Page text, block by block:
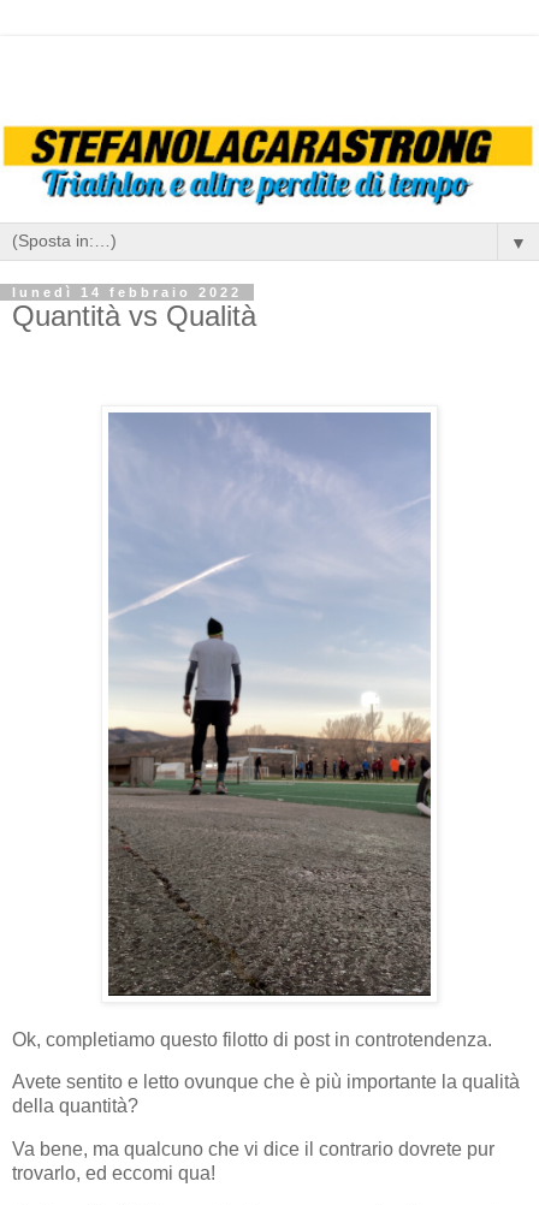
▼
lunedì 14 febbraio 2022
Quantità vs Qualità
Ok, completiamo questo filotto di post in controtendenza.
Avete sentito e letto ovunque che è più importante la qualità
della quantità?
Va bene, ma qualcuno che vi dice il contrario dovrete pur
trovarlo, ed eccomi qua!